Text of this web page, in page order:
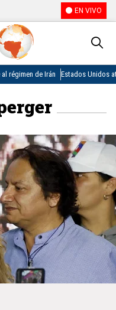
EN VIVO
régimen de Irán Estados Unidos